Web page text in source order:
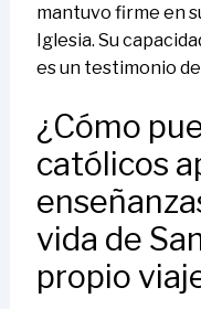
mantuvo firme en
Iglesia. Su
es un testimonio de
¿Cómo
católicos
vida de
propio